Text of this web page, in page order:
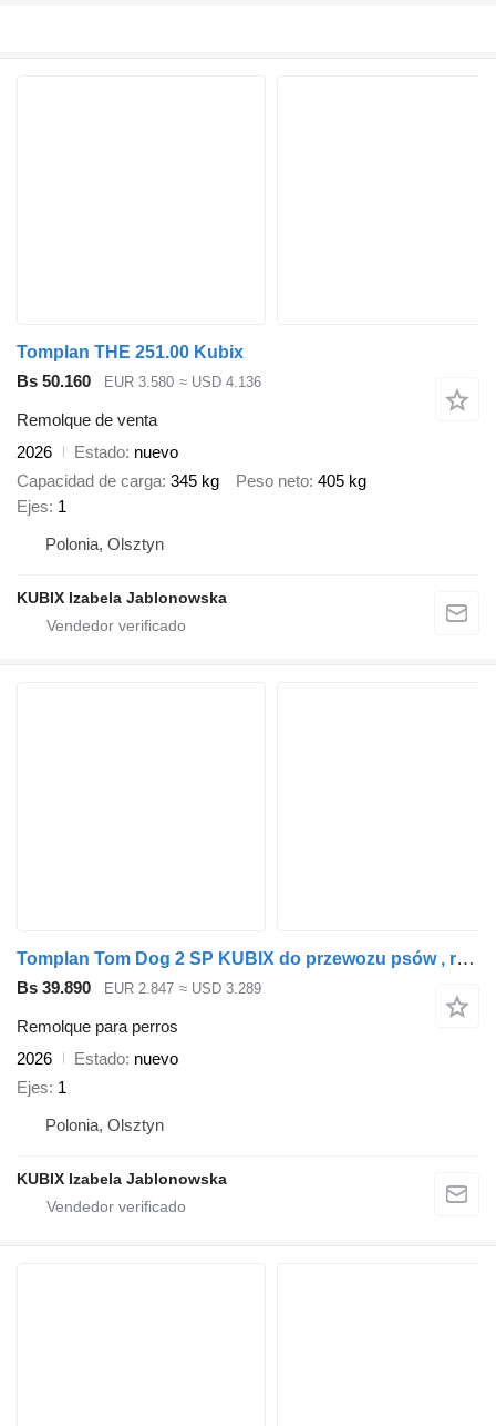
Tomplan THE 251.00 Kubix
Bs 50.160
EUR 3.580 ≈ USD 4.136
Remolque de venta
2026
Estado nuevo
Capacidad de carga 345 kg Peso neto 405 kg
Ejes 1
Polonia, Olsztyn
KUBIX Izabela Jablonowska
Tomplan Tom Dog 2 SP KUBIX do przewozu psów , remorque pour le chien
Bs 39.890 EUR 2.847 ≈ USD 3.289
Remolque para perros
2026
Estado nuevo
Ejes 1
Polonia, Olsztyn
KUBIX Izabela Jablonowska